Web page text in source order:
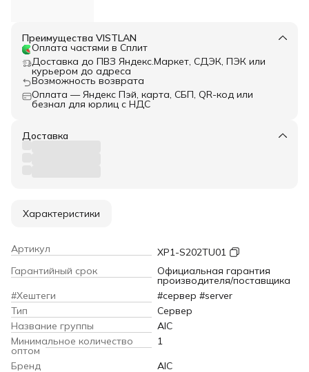
Преимущества VISTLAN
Оплата частями в Сплит
Доставка до ПВЗ Яндекс.Маркет, СДЭК, ПЭК или
курьером до адреса
Возможность возврата
Оплата — Яндекс Пэй, карта, СБП, QR-код или
безнал для юрлиц с НДС
Доставка
Характеристики
Артикул
XP1-S202TU01
Гарантийный срок
Официальная гарантия
производителя/поставщика
#Хештеги
#сервер #server
Тип
Сервер
Название группы
AIC
Минимальное количество
оптом
1
Бренд
AIC